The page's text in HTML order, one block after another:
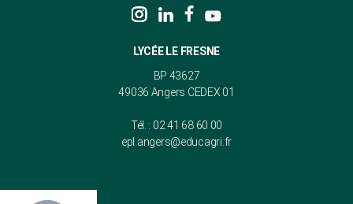
LYCÉE LE FRESNE
BP 43627
49036 Angers CEDEX 01
Tél. : 02 41 68 60 00
epl.angers@educagri.fr